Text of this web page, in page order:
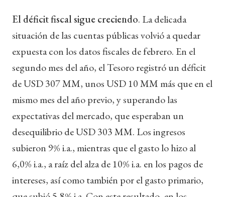
El déficit fiscal sigue creciendo. La delicada
situación de las cuentas públicas volvió a quedar
expuesta con los datos fiscales de febrero. En el
segundo mes del año, el Tesoro registró un déficit
de USD 307 MM, unos USD 10 MM más que en el
mismo mes del año previo, y superando las
expectativas del mercado, que esperaban un
desequilibrio de USD 303 MM. Los ingresos
subieron 9% i.a., mientras que el gasto lo hizo al
6,0% i.a., a raíz del alza de 10% i.a. en los pagos de
intereses, así como también por el gasto primario,